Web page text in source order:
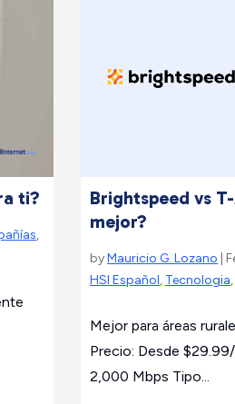
ti?
,
Brightspeed vs
mejor?
byMauricio G. Lozano |
HSI Español, Tecnologia,
Mejor para áreas
Precio: Desde
2,000 Mbps Tipo...